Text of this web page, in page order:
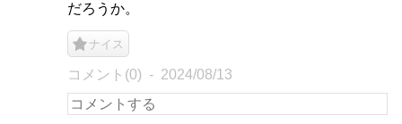
だろうか。
ナイス
コメント(0) 2024/08/13